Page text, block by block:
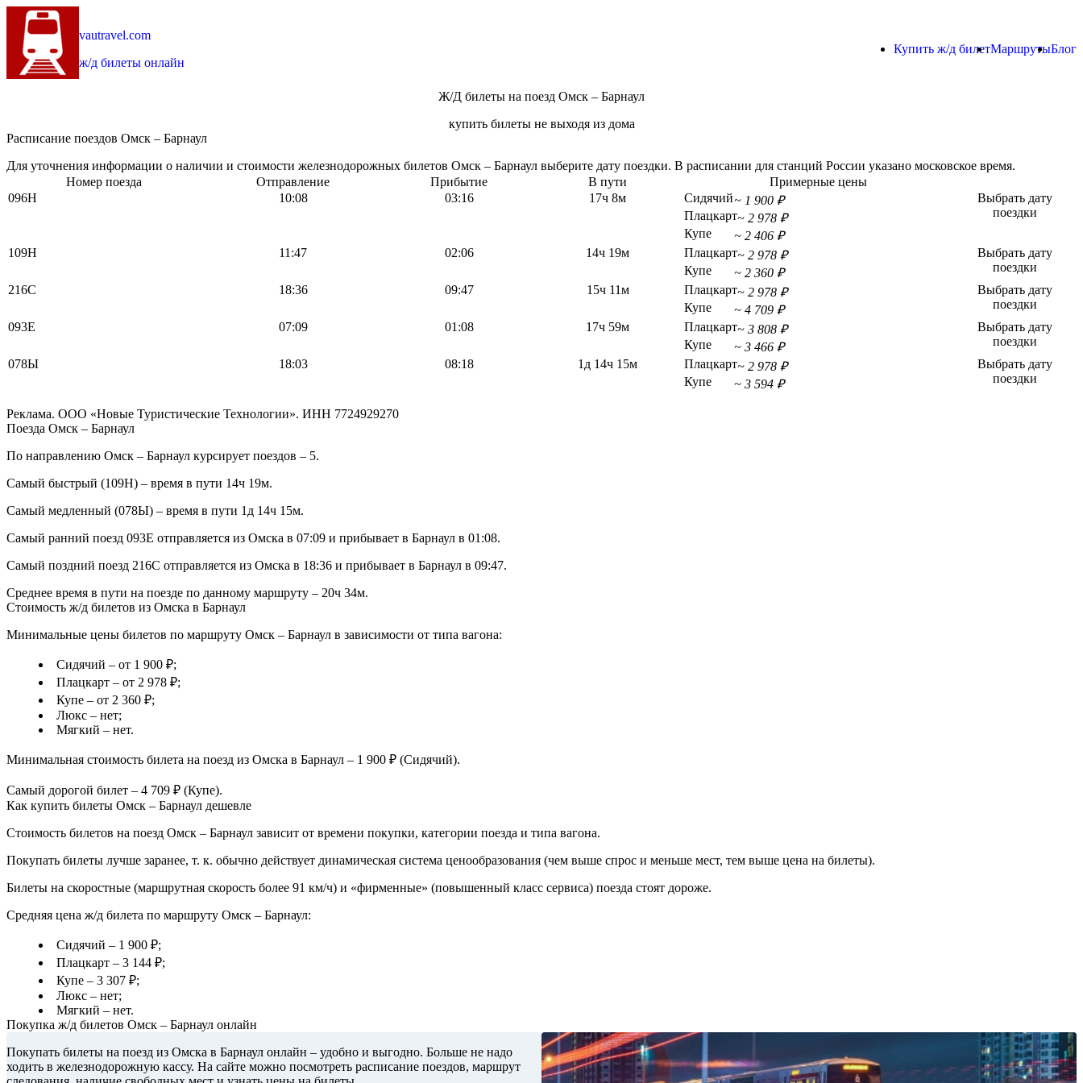
vautravel.com
ж/д билеты онлайн
Купить ж/д билетМаршрутыБлог
Ж/Д билеты на поезд Омск – Барнаул
купить билеты не выходя из дома
Расписание поездов Омск – Барнаул
Для уточнения информации о наличии и стоимости железнодорожных билетов Омск – Барнаул выберите дату поездки. В расписании для станций России указано московское время.
Номер поезда
Отправление Прибытие В пути
Примерные цены
096Н
10:08 03:16 17ч 8м Сидячий~ 1 900 ₽
Плацкарт~ 2 978 ₽
Купе
~ 2 406 ₽
Выбрать дату
поездки
109Н 11:47 02:06 14ч 19м Плацкарт~ 2 978 ₽
Купе
~ 2 360 ₽
Выбрать дату
поездки
216С
18:36 09:47 15ч 11м Плацкарт~ 2 978 ₽
Купе
~ 4 709 ₽
Выбрать дату
поездки
093Е
07:09 01:08 17ч 59м Плацкарт~ 3 808 ₽
Купе
~ 3 466 ₽
Выбрать дату
поездки
078Ы
18:03 08:18 1д 14ч 15м Плацкарт~ 2 978 ₽
Купе
~ 3 594 ₽
Выбрать дату
поездки
Реклама. ООО «Новые Туристические Технологии». ИНН 7724929270
Поезда Омск – Барнаул
По направлению Омск – Барнаул курсирует поездов – 5.
Самый быстрый (109Н) – время в пути 14ч 19м.
Самый медленный (078Ы) – время в пути 1д 14ч 15м.
Самый ранний поезд 093Е отправляется из Омска в 07:09 и прибывает в Барнаул в 01:08.
Самый поздний поезд 216С отправляется из Омска в 18:36 и прибывает в Барнаул в 09:47.
Среднее время в пути на поезде по данному маршруту – 20ч 34м.
Стоимость ж/д билетов из Омска в Барнаул
Минимальные цены билетов по маршруту Омск – Барнаул в зависимости от типа вагона:
Сидячий – от 1 900 ₽;
Плацкарт – от 2 978 ₽;
Купе – от 2 360 ₽;
Люкс – нет;
Мягкий – нет.
Минимальная стоимость билета на поезд из Омска в Барнаул – 1 900 ₽ (Сидячий).
Самый дорогой билет – 4 709 ₽ (Купе).
Как купить билеты Омск – Барнаул дешевле
Стоимость билетов на поезд Омск – Барнаул зависит от времени покупки, категории поезда и типа вагона.
Покупать билеты лучше заранее, т. к. обычно действует динамическая система ценообразования (чем выше спрос и меньше мест, тем выше цена на билеты).
Билеты на скоростные (маршрутная скорость более 91 км/ч) и «фирменные» (повышенный класс сервиса) поезда стоят дороже.
Средняя цена ж/д билета по маршруту Омск – Барнаул:
Сидячий – 1 900 ₽;
Плацкарт – 3 144 ₽;
Купе – 3 307 ₽;
Люкс – нет;
Мягкий – нет.
Покупка ж/д билетов Омск – Барнаул онлайн
Покупать билеты на поезд из Омска в Барнаул онлайн – удобно и выгодно. Больше не надо
ходить в железнодорожную кассу. На сайте можно посмотреть расписание поездов, маршрут